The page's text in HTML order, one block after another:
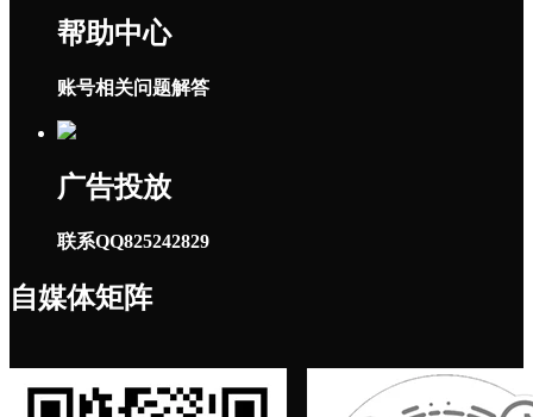
帮助中心
账号相关问题解答
广告投放
联系QQ825242829
自媒体矩阵